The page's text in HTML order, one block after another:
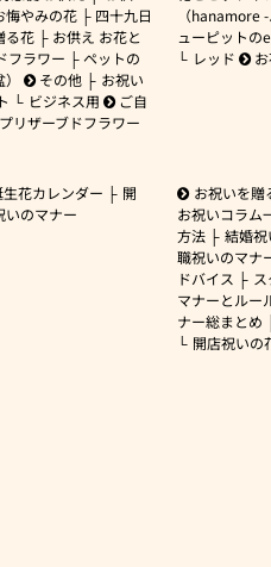
悔やみの花
四十九日
る花
お供え お花と
フラワー
ペットの
その他
お祝い
ビジネス用
ご自
プリザーブドフラワー
（hanamore -
ューピットの
レッド
花カレンダー
開
いのマナー
お祝いを贈
お祝いコラム
方法
結婚
職祝いのマナ
ドバイス
マナーとルー
ナー総まとめ
開店祝いの